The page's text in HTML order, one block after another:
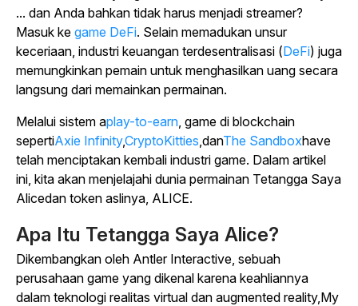
... dan Anda bahkan tidak harus menjadi streamer?
Masuk ke game DeFi. Selain memadukan unsur
keceriaan, industri keuangan terdesentralisasi (DeFi) juga
memungkinkan pemain untuk menghasilkan uang secara
langsung dari memainkan permainan.
Melalui sistem aplay-to-earn, game di blockchain
sepertiAxie Infinity,CryptoKitties,danThe Sandboxhave
telah menciptakan kembali industri game. Dalam artikel
ini, kita akan menjelajahi dunia permainan Tetangga Saya
Alicedan token aslinya, ALICE.
Apa Itu Tetangga Saya Alice?
Dikembangkan oleh Antler Interactive, sebuah
perusahaan game yang dikenal karena keahliannya
dalam teknologi realitas virtual dan augmented reality,My